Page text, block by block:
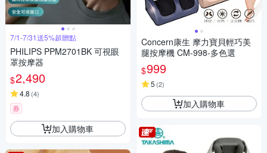
7/1-7/31送5%超贈點
PHILIPS PPM2701BK 可視眼
罩按摩器
$2,490
4.8 (4)
券
加入購物車
Concern康生 摩力寶貝輕巧美
腿按摩機 CM-998-多色選
$999
5 (2)
加入購物車